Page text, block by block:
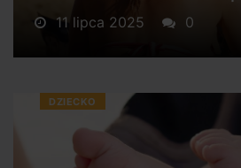
11 lipca 2025 0
DZIECKO